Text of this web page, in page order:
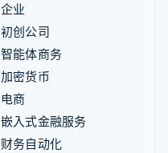
企业
初创公司
智能体商务
加密货币
电商
嵌入式金融服务
财务自动化